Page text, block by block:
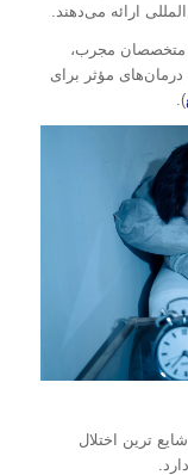
ارائه می‌دهند.
و متخصصان مجرب،
مؤثر برای
).
ترین اختلال